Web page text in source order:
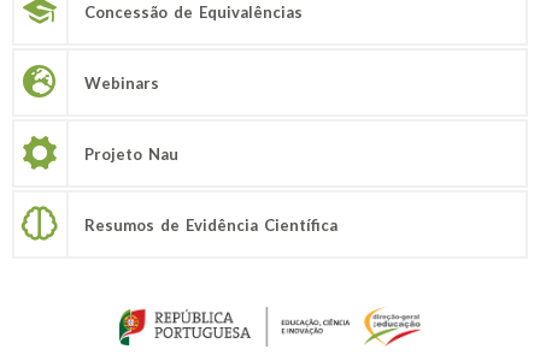
Concessão de Equivalências
Webinars
Projeto Nau
Resumos de Evidência Científica